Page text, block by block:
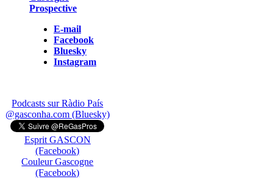
Prospective
E-mail
Facebook
Bluesky
Instagram
Podcasts sur Ràdio País
@gasconha.com (Bluesky)
Esprit GASCON
(Facebook)
Couleur Gascogne
(Facebook)